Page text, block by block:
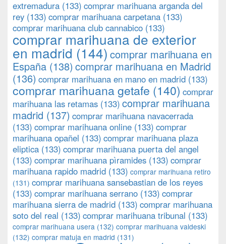
extremadura (133) comprar marihuana arganda del
rey (133) comprar marihuana carpetana (133)
comprar marihuana club cannabico (133)
comprar marihuana de exterior
en madrid (144) comprar marihuana en
España (138) comprar marihuana en Madrid
(136) comprar marihuana en mano en madrid (133)
comprar marihuana getafe (140) comprar
marihuana las retamas (133) comprar marihuana
madrid (137) comprar marihuana navacerrada
(133) comprar marihuana online (133) comprar
marihuana opañel (133) comprar marihuana plaza
eliptica (133) comprar marihuana puerta del angel
(133) comprar marihuana pìramides (133) comprar
marihuana rapido madrid (133) comprar marihuana retiro
(131) comprar marihuana sansebastian de los reyes
(133) comprar marihuana serrano (133) comprar
marihuana sierra de madrid (133) comprar marihuana
soto del real (133) comprar marihuana tribunal (133)
comprar marihuana usera (132) comprar marihuana valdeski
(132) comprar matuja en madrid (131)